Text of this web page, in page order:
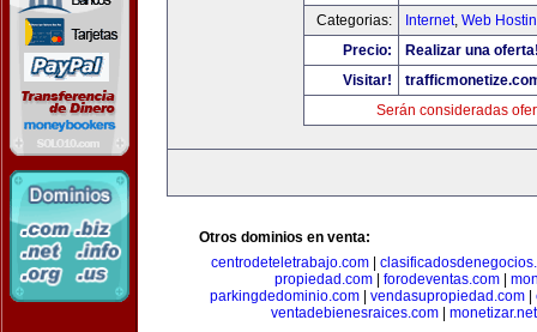
Categorias:
Internet, Web
Precio:
Realizar una
Visitar!
Serán consideradas
Otros dominios en venta:
centrodeteletrabajo.com
propiedad.com
forodeventas.com
parkingdedominio.com| vendasupropiedad.com|
ventadebienesraices.com
monetizar.net